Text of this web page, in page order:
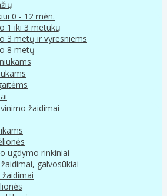
0 - 12 mėn.
1 iki 3 metukų
3 metų ir vyresniems
8 metų
žaidimai
ugdymo rinkiniai
galvosūkiai